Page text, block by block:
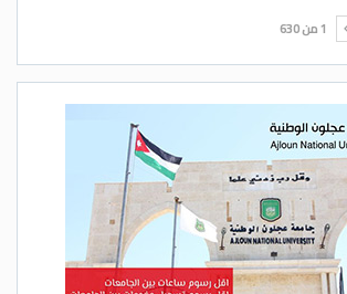
1 من 630